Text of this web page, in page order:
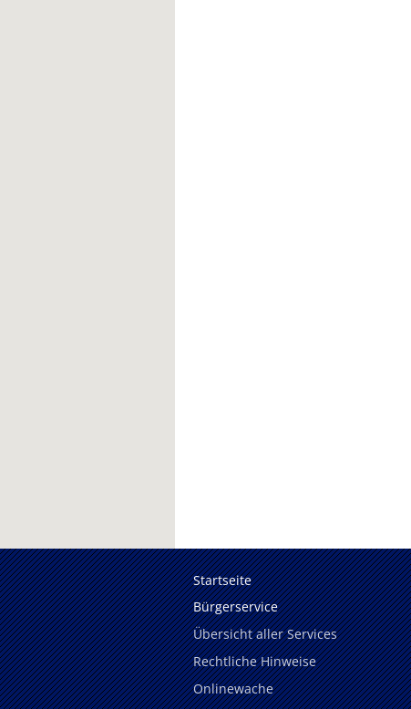
Startseite
Bürgerservice
Übersicht aller Services
Rechtliche Hinweise
Onlinewache